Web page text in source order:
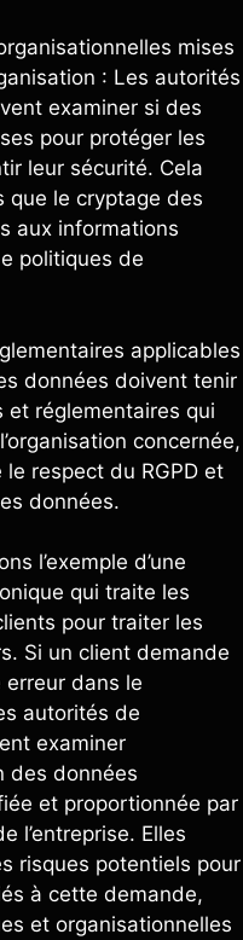
mises
: Les autorités
examiner si des
pour protéger les
leur sécurité. Cela
que le cryptage des
aux informations
politiques de
applicables
données doivent tenir
réglementaires qui
concernée,
respect du RGPD et
données.
l’exemple d’une
qui traite les
pour traiter les
Si un client demande
erreur dans le
autorités de
examiner
des données
et proportionnée par
l’entreprise. Elles
risques potentiels pour
à cette demande,
et organisationnelles